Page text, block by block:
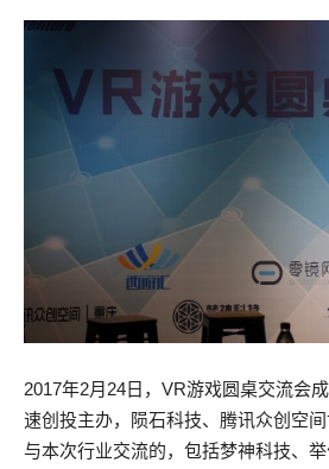
2017年2月24日，VR游戏圆桌交流会
速创投主办，陨石科技、腾讯众创空
与本次行业交流的，包括梦神科技、